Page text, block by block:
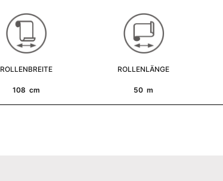
ROLLENBREITE
108 cm
ROLLENLÄNGE
50 m